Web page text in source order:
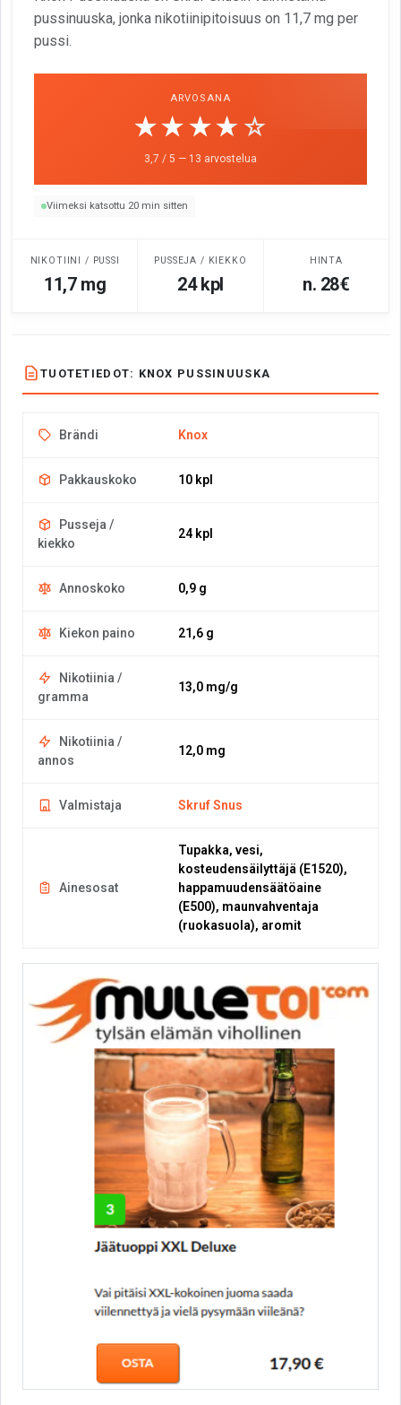
pussinuuska, jonka nikotiinipitoisuus on 11,7 mg per
pussi.
ARVOSANA
☆☆☆☆☆
★★★★★
3,7 / 5 — 13 arvostelua
Viimeksi katsottu 20 min sitten
NIKOTIINI / PUSSI
11,7 mg
PUSSEJA / KIEKKO
24 kpl
HINTA
n. 28€
TUOTETIEDOT: KNOX PUSSINUUSKA
Brändi Knox
Pakkauskoko 10 kpl
Pusseja /
kiekko
24 kpl
Annoskoko 0,9 g
Kiekon paino 21,6 g
Nikotiinia /
gramma
13,0 mg/g
Nikotiinia /
annos
12,0 mg
Valmistaja Skruf Snus
Ainesosat
Tupakka, vesi,
kosteudensäilyttäjä (E1520),
happamuudensäätöaine
(E500), maunvahventaja
(ruokasuola), aromit